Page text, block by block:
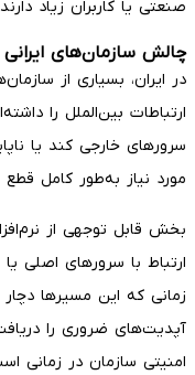
صنعتی یا کاربران زیاد
چالش سازمان‌های ایرانی
در ایران، بسیاری از
ارتباطات بین‌الملل را
سرورهای خارجی کند یا
مورد نیاز به‌طور کامل قطع
بخش قابل توجهی از
ارتباط با سرورهای اصلی
زمانی که این مسیرها
آپدیت‌های ضروری را
امنیتی سازمان در زمانی